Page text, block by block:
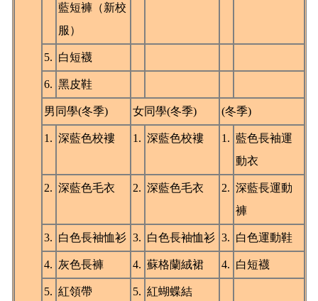
藍短褲（新校
服）
5. 白短襪
6. 黑皮鞋
男同學(冬季) 女同學(冬季) (冬季)
1. 深藍色校褸 1. 深藍色校褸 1. 藍色長袖運
動衣
2. 深藍色毛衣 2. 深藍色毛衣 2. 深藍長運動
褲
3. 白色長袖恤衫 3. 白色長袖恤衫 3. 白色運動鞋
4. 灰色長褲 4. 蘇格蘭絨裙 4. 白短襪
5. 紅領帶 5. 紅蝴蝶結